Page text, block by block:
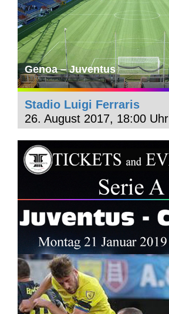
Genoa – Juventus
Stadio Luigi Ferraris
26. August 2017, 18:00 Uhr